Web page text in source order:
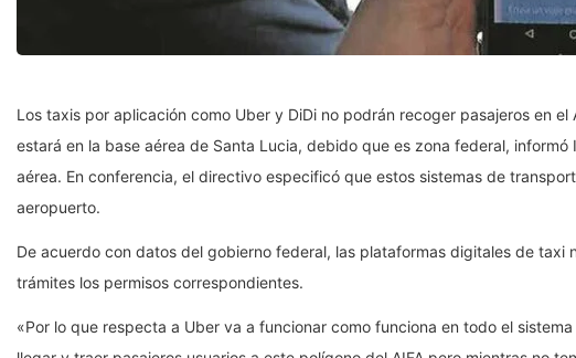
Los taxis por aplicación como Uber y DiDi no podrán recoger pasajeros en
estará en la base aérea de Santa Lucia, debido que es zona federal,
aérea. En conferencia, el directivo especificó que estos sistemas de
aeropuerto.
De acuerdo con datos del gobierno federal, las plataformas digitales de taxi
trámites los permisos correspondientes.
«Por lo que respecta a Uber va a funcionar como funciona en todo el